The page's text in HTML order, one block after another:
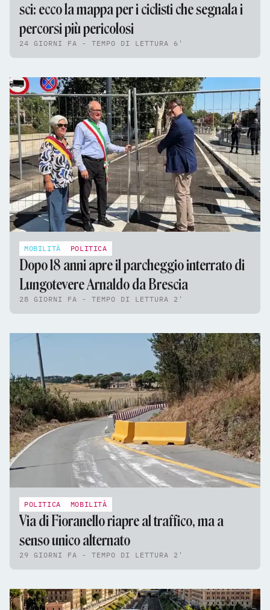
sci: ecco la mappa per i ciclisti che segnala i
percorsi più pericolosi
24 GIORNI FA - TEMPO DI LETTURA 6'
MOBILITÀ POLITICA
Dopo 18 anni apre il parcheggio interrato di
Lungotevere Arnaldo da Brescia
28 GIORNI FA - TEMPO DI LETTURA 2'
POLITICA MOBILITÀ
Via di Fioranello riapre al traffico, ma a
senso unico alternato
29 GIORNI FA - TEMPO DI LETTURA 2'